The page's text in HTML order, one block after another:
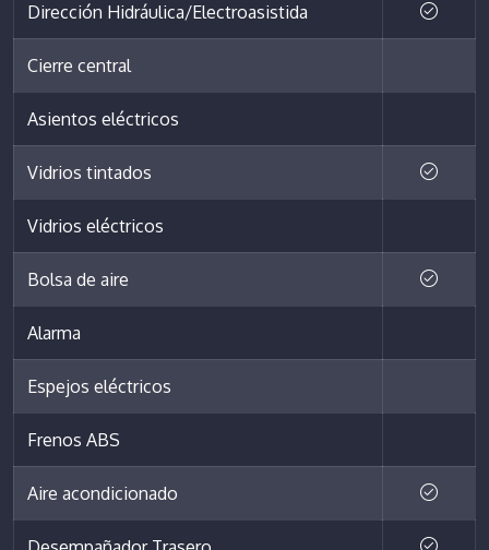
Dirección Hidráulica/Electroasistida
Cierre central
Asientos eléctricos
Vidrios tintados
Vidrios eléctricos
Bolsa de aire
Alarma
Espejos eléctricos
Frenos ABS
Aire acondicionado